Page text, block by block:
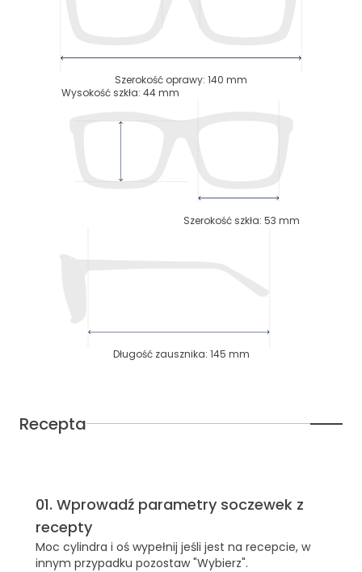
Szerokość oprawy: 140 mm
Wysokość szkła: 44mm
Szerokość szkła: 53 mm
Długość zausznika: 145 mm
Recepta
01. Wprowadź parametry soczewek z
recepty
Moc cylindra i oś wypełnij jeśli jest na recepcie, w
innym przypadku pozostaw "Wybierz".